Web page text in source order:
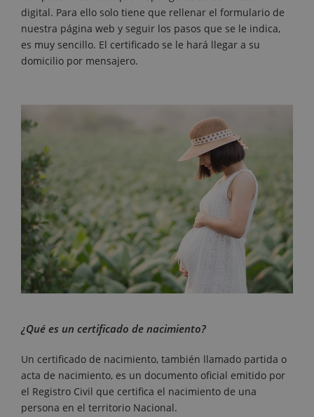
digital. Para ello solo tiene que rellenar el formulario de
nuestra página web y seguir los pasos que se le indica,
es muy sencillo. El certificado se le hará llegar a su
domicilio por mensajero.
¿Qué es un certificado de nacimiento?
Un certificado de nacimiento, también llamado partida o
acta de nacimiento, es un documento oficial emitido por
el Registro Civil que certifica el nacimiento de una
persona en el territorio Nacional.